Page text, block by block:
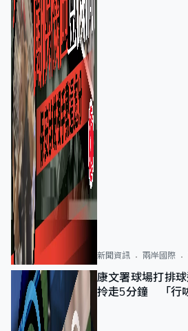
新聞資訊 兩岸國際
康文署球場打排
拎走5分鐘 「行